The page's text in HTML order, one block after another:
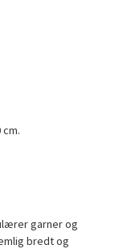
garner og
bredt og